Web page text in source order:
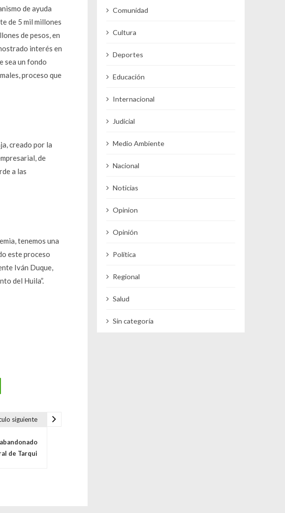
de ayuda
de 5 mil millones
de pesos, en
interés en
sea un fondo
proceso que
creado por la
de
a las
tenemos una
este proceso
Iván Duque,
del Huila”.
siguiente
de Tarqui
Comunidad
Cultura
Deportes
Educación
Internacional
Judicial
Medio Ambiente
Nacional
Noticias
Opinion
Opinión
Política
Regional
Salud
Sin categoría